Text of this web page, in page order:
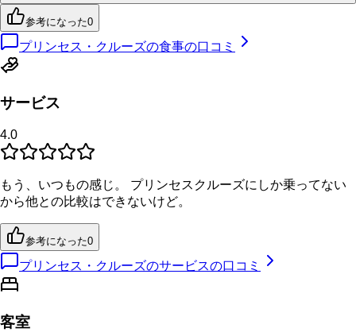
参考になった0
プリンセス・クルーズの食事の口コミ
サービス
4.0
もう、いつもの感じ。 プリンセスクルーズにしか乗ってない
から他との比較はできないけど。
参考になった0
プリンセス・クルーズのサービスの口コミ
客室